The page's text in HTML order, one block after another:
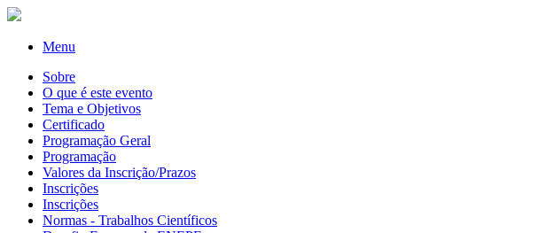
Menu
Sobre
O que é este evento
Tema e Objetivos
Certificado
Programação Geral
Programação
Valores da Inscrição/Prazos
Inscrições
Inscrições
Normas - Trabalhos Científicos